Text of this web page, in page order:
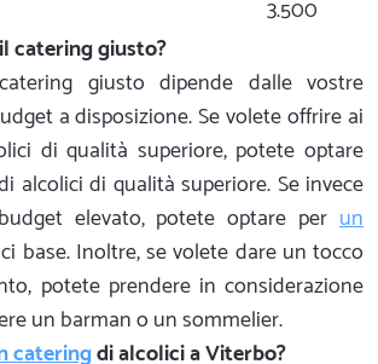
3.500
catering giusto?
giusto dipende dalle vostre
a disposizione. Se volete offrire ai
di qualità superiore, potete optare
alcolici di qualità superiore. Se invece
elevato, potete optare per un
base. Inoltre, se volete dare un tocco
potete prendere in considerazione
un barman o un sommelier.
cateringdi alcolici a Viterbo?